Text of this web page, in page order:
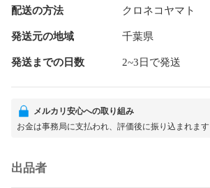
配送の方法 クロネコヤマト
発送元の地域 千葉県
発送までの日数 2~3日で発送
メルカリ安心への取り組み
お金は事務局に支払われ、評価後に振り込まれます
出品者